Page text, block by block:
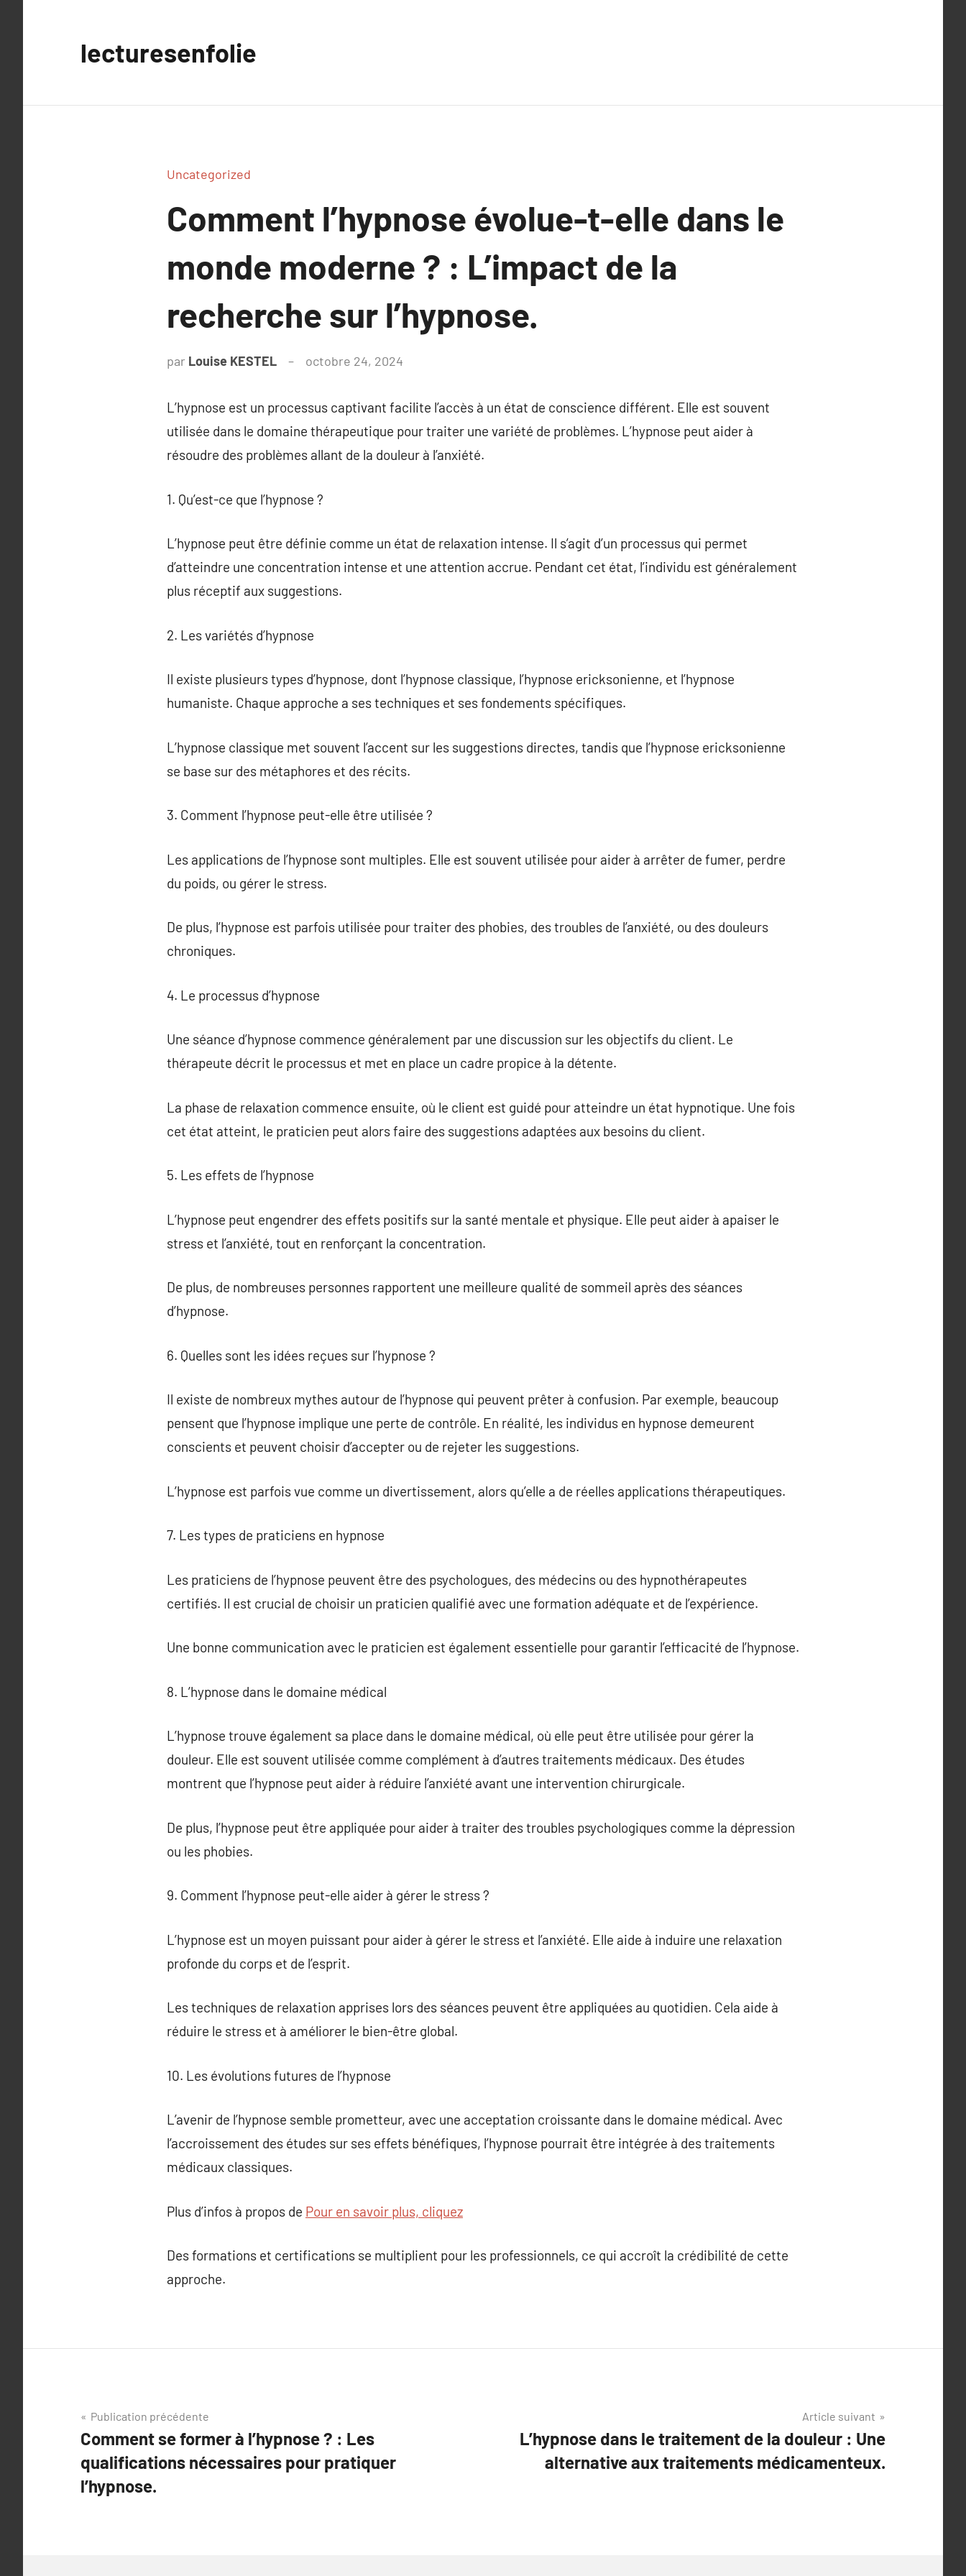
lecturesenfolie
Uncategorized
Comment l’hypnose évolue-t-elle dans le
monde moderne ? : L’impact de la
recherche sur l’hypnose.
par Louise KESTEL octobre 24, 2024
L’hypnose est un processus captivant facilite l’accès à un état de conscience différent. Elle est souvent
utilisée dans le domaine thérapeutique pour traiter une variété de problèmes. L’hypnose peut aider à
résoudre des problèmes allant de la douleur à l’anxiété.
1. Qu’est-ce que l’hypnose ?
L’hypnose peut être définie comme un état de relaxation intense. Il s’agit d’un processus qui permet
d’atteindre une concentration intense et une attention accrue. Pendant cet état, l’individu est généralement
plus réceptif aux suggestions.
2. Les variétés d’hypnose
Il existe plusieurs types d’hypnose, dont l’hypnose classique, l’hypnose ericksonienne, et l’hypnose
humaniste. Chaque approche a ses techniques et ses fondements spécifiques.
L’hypnose classique met souvent l’accent sur les suggestions directes, tandis que l’hypnose ericksonienne
se base sur des métaphores et des récits.
3. Comment l’hypnose peut-elle être utilisée ?
Les applications de l’hypnose sont multiples. Elle est souvent utilisée pour aider à arrêter de fumer, perdre
du poids, ou gérer le stress.
De plus, l’hypnose est parfois utilisée pour traiter des phobies, des troubles de l’anxiété, ou des douleurs
chroniques.
4. Le processus d’hypnose
Une séance d’hypnose commence généralement par une discussion sur les objectifs du client. Le
thérapeute décrit le processus et met en place un cadre propice à la détente.
La phase de relaxation commence ensuite, où le client est guidé pour atteindre un état hypnotique. Une fois
cet état atteint, le praticien peut alors faire des suggestions adaptées aux besoins du client.
5. Les effets de l’hypnose
L’hypnose peut engendrer des effets positifs sur la santé mentale et physique. Elle peut aider à apaiser le
stress et l’anxiété, tout en renforçant la concentration.
De plus, de nombreuses personnes rapportent une meilleure qualité de sommeil après des séances
d’hypnose.
6. Quelles sont les idées reçues sur l’hypnose ?
Il existe de nombreux mythes autour de l’hypnose qui peuvent prêter à confusion. Par exemple, beaucoup
pensent que l’hypnose implique une perte de contrôle. En réalité, les individus en hypnose demeurent
conscients et peuvent choisir d’accepter ou de rejeter les suggestions.
L’hypnose est parfois vue comme un divertissement, alors qu’elle a de réelles applications thérapeutiques.
7. Les types de praticiens en hypnose
Les praticiens de l’hypnose peuvent être des psychologues, des médecins ou des hypnothérapeutes
certifiés. Il est crucial de choisir un praticien qualifié avec une formation adéquate et de l’expérience.
Une bonne communication avec le praticien est également essentielle pour garantir l’efficacité de l’hypnose.
8. L’hypnose dans le domaine médical
L’hypnose trouve également sa place dans le domaine médical, où elle peut être utilisée pour gérer la
douleur. Elle est souvent utilisée comme complément à d’autres traitements médicaux. Des études
montrent que l’hypnose peut aider à réduire l’anxiété avant une intervention chirurgicale.
De plus, l’hypnose peut être appliquée pour aider à traiter des troubles psychologiques comme la dépression
ou les phobies.
9. Comment l’hypnose peut-elle aider à gérer le stress ?
L’hypnose est un moyen puissant pour aider à gérer le stress et l’anxiété. Elle aide à induire une relaxation
profonde du corps et de l’esprit.
Les techniques de relaxation apprises lors des séances peuvent être appliquées au quotidien. Cela aide à
réduire le stress et à améliorer le bien-être global.
10. Les évolutions futures de l’hypnose
L’avenir de l’hypnose semble prometteur, avec une acceptation croissante dans le domaine médical. Avec
l’accroissement des études sur ses effets bénéfiques, l’hypnose pourrait être intégrée à des traitements
médicaux classiques.
Plus d’infos à propos de Pour en savoir plus, cliquez
Des formations et certifications se multiplient pour les professionnels, ce qui accroît la crédibilité de cette
approche.
Navigation
de
l’article
Publication précédente
Comment se former à l’hypnose ? : Les
qualifications nécessaires pour pratiquer
l’hypnose.
Article suivant
L’hypnose dans le traitement de la douleur : Une
alternative aux traitements médicamenteux.